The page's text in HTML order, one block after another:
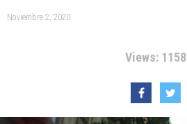
Noviembre 2, 2020
Views: 1158